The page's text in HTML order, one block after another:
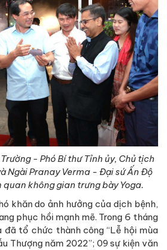
- Phó Bí thư Tỉnh ủy, Chủ tịch
Ngài Pranay Verma - Đại sứ Ấn Độ
không gian trưng bày Yoga.
khăn do ảnh hưởng của dịch bệnh,
phục hồi mạnh mẽ. Trong 6 tháng
đã tổ chức thành công “Lễ hội mùa
Thượng năm 2022”; 09 sự kiện văn